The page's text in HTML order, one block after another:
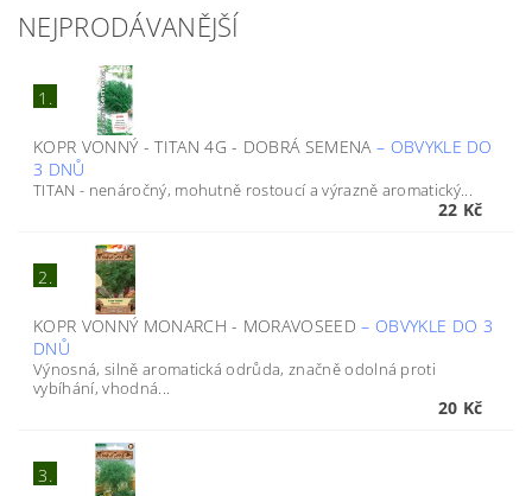
NEJPRODÁVANĚJŠÍ
1.
KOPR VONNÝ - TITAN 4G - DOBRÁ SEMENA – OBVYKLE DO
3 DNŮ
TITAN - nenáročný, mohutně rostoucí a výrazně aromatický...
22 Kč
2.
KOPR VONNÝ MONARCH - MORAVOSEED– OBVYKLE DO 3
DNŮ
Výnosná, silně aromatická odrůda, značně odolná proti
vybíhání, vhodná...
20 Kč
3.